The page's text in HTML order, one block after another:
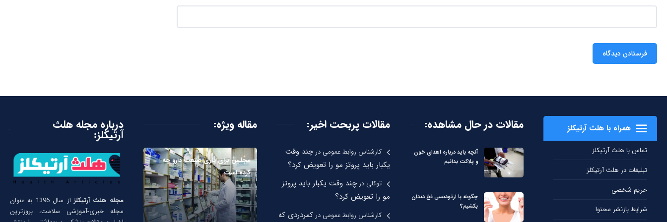
همراه با هلث آرتیکلز
تماس با هلث آرتیکلز
تبلیغات در هلث آرتیکلز
حریم شخصی
شرایط بازنشر محتوا
مقالات در حال مشاهده:
آنچه باید درباره اهدای خون
و پلاکت بدانیم
چگونه با ارتودنسی نخ دندان
بکشیم؟
مقالات پربحت اخیر:
کارشناس روابط عمومیدرچند وقت
یکبار باید پروتز مو را تعویض کرد؟
توکلیدرچند وقت یکبار باید پروتز
مو را تعویض کرد؟
کارشناس روابط عمومیدر کمردردی که
مقاله ویژه:
مجلس برای یاری صنعت دارو چه
کرده است
درباره مجله هلث
آرتیکلز:
مجله هلث آرتیکلز
از سال 1396 به عنوان
مجله خبری-آموزشی سلامت، بروزترین